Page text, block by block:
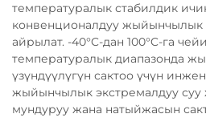
температуралык стабилдик
конвенционалдуу
айрылат. -40°C-дан 100°C-га
температуралык диапазонда
үзүндүүлүгүн сактоо үчүн
жыйынчылык экстремалдуу суу
мундуруу жана натыйжасын